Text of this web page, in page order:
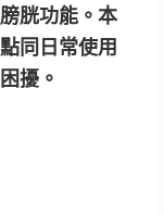
胱功能。本
同日常使用
擾。